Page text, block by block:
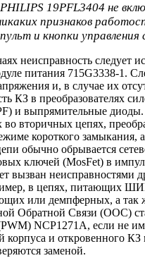
19PFL3404 не
признаков
и кнопки управления
неисправность следует
питания 715G3338-1.
и, в случае их
КЗ в преобразователях
и выпрямительные диоды.
вторичных цепях,
короткого замыкания,
обычно обрывается
ключей (MosFet) в
вызван неисправностями
в цепях, питающих
или демпферных, а так
Обратной Связи (ООС)
NCP1271A, если не
корпуса и откровенного
заменой.